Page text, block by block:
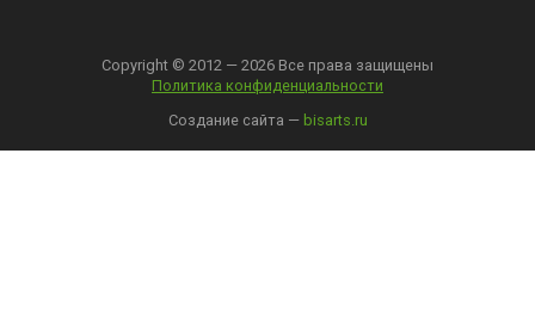
Copyright © 2012 — 2026 Все права защищены
Политика конфиденциальности
Создание сайта — bisarts.ru